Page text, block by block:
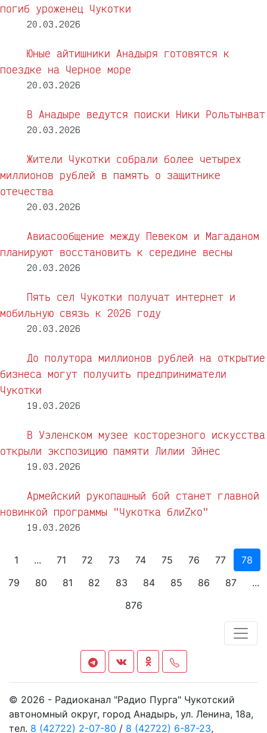
погиб уроженец Чукотки
20.03.2026
Юные айтишники Анадыря готовятся к
поездке на Черное море
20.03.2026
В Анадыре ведутся поиски Ники Рольтынват
20.03.2026
Жители Чукотки собрали более четырех
миллионов рублей в память о защитнике
отечества
20.03.2026
Авиасообщение между Певеком и Магаданом
планируют восстановить к середине весны
20.03.2026
Пять сел Чукотки получат интернет и
мобильную связь к 2026 году
20.03.2026
До полутора миллионов рублей на открытие
бизнеса могут получить предприниматели
Чукотки
19.03.2026
В Уэленском музее косторезного искусства
открыли экспозицию памяти Лилии Эйнес
19.03.2026
Армейский рукопашный бой станет главной
новинкой программы "Чукотка блиZко"
19.03.2026
1 ... 71 72 73 74 75 76 77
78
79
80 81 82 83 84 85 86 87
...
876
© 2026 - Радиоканал "Радио Пурга" Чукотский
автономный округ, город Анадырь, ул. Ленина, 18а,
тел. 8 (42722) 2-07-80 / 8 (42722) 6-87-23,